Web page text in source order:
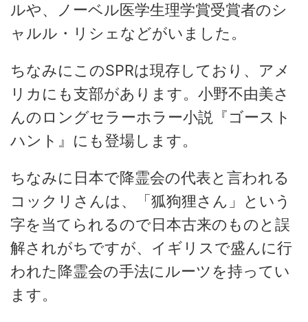
ルや、ノーベル医学生理学賞受賞者のシ
ャルル・リシェなどがいました。
ちなみにこのSPRは現存しており、アメ
リカにも支部があります。小野不由美さ
んのロングセラーホラー小説『ゴースト
ハント』にも登場します。
ちなみに日本で降霊会の代表と言われる
コックリさんは、「狐狗狸さん」という
字を当てられるので日本古来のものと誤
解されがちですが、イギリスで盛んに行
われた降霊会の手法にルーツを持ってい
ます。